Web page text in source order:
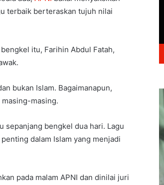
terbaik berteraskan tujuh nilai
itu, Farihin Abdul Fatah,
bukan Islam. Bagaimanapun,
masing.
sepanjang bengkel dua hari. Lagu
dalam Islam yang menjadi
pada malam APNI dan dinilai juri